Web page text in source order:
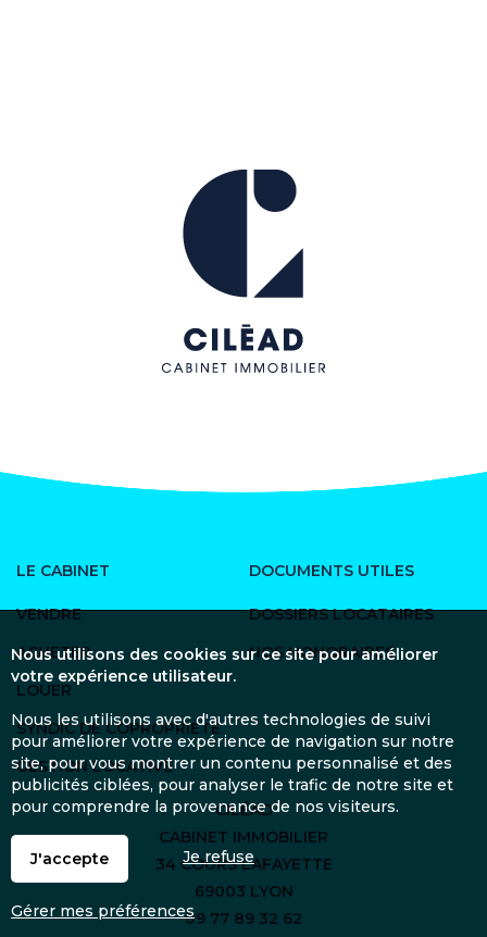
LE CABINET
VENDRE
ACHETER
LOUER
SYNDIC DE COPROPRIÉTÉ
GESTION LOCATIVE
DOCUMENTS UTILES
DOSSIERS LOCATAIRES
NOS HONORAIRES
CILÉAD
CABINET IMMOBILIER
34 COURS LAFAYETTE
69003 LYON
09 77 89 32 62
Nous utilisons des cookies sur ce site pour améliorer
votre expérience utilisateur.
Nous les utilisons avec d'autres technologies de suivi
pour améliorer votre expérience de navigation sur notre
site, pour vous montrer un contenu personnalisé et des
publicités ciblées, pour analyser le trafic de notre site et
pour comprendre la provenance de nos visiteurs.
J'accepte Je refuse
Gérer mes préférences